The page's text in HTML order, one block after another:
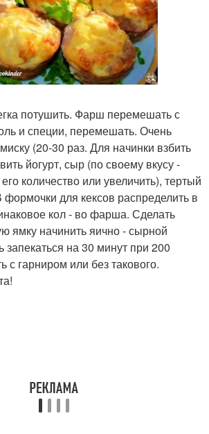
потушить. Фарш перемешать с
и специи, перемешать. Очень
(20-30 раз. Для начинки взбить
йогурт, сыр (по своему вкусу -
количество или увеличить), тертый
формочки для кексов распределить в
кол - во фарша. Сделать
ямку начинить яично - сырной
на 30 минут при 200
с гарниром или без такового.